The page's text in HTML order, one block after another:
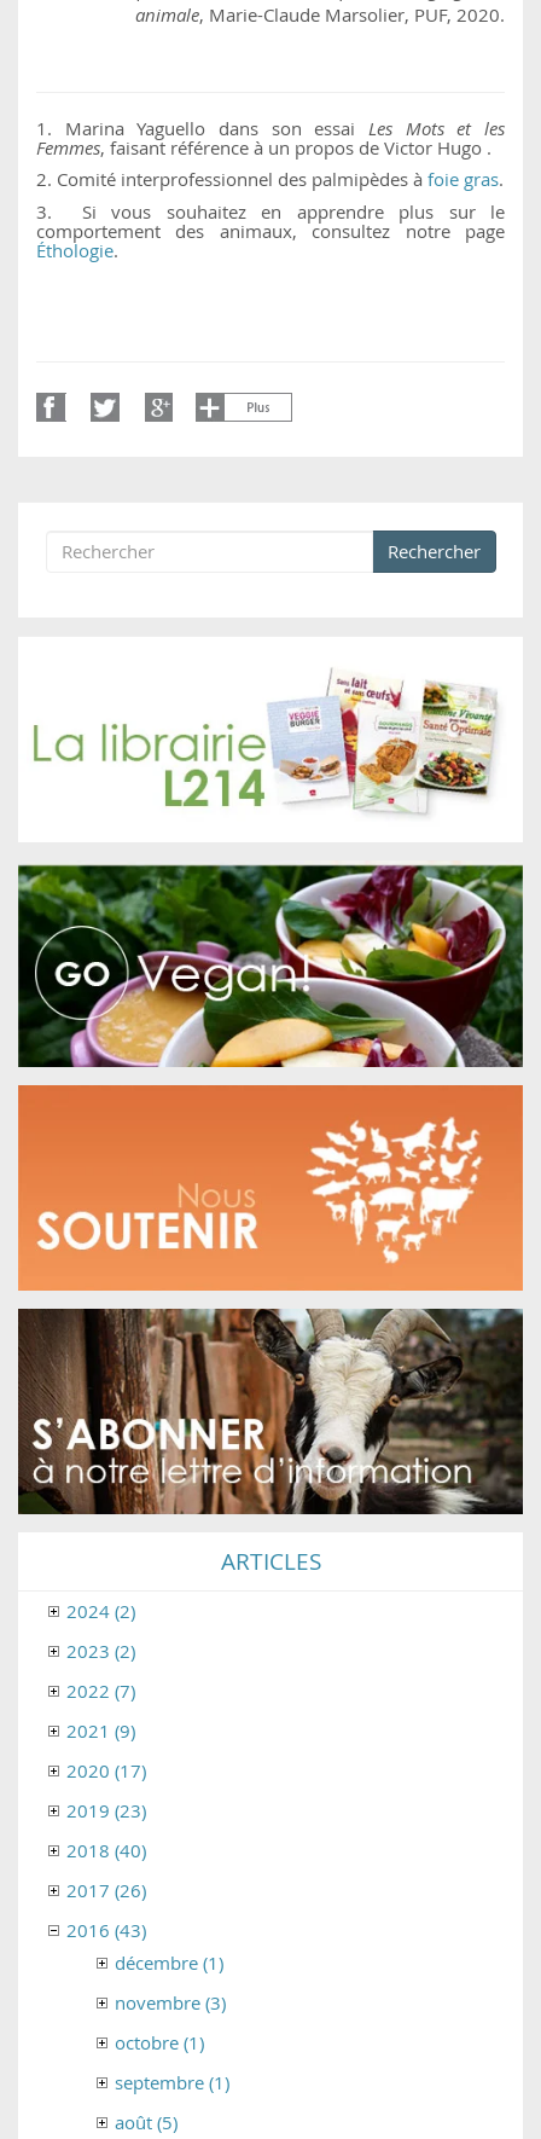
animale, Marie-Claude Marsolier, PUF, 2020.
1. Marina Yaguello dans son essai Les Mots et les
Femmes, faisant référence à un propos de Victor Hugo .
2. Comité interprofessionnel des palmipèdes à foie gras.
3. Si vous souhaitez en apprendre plus sur le
comportement des animaux, consultez notre page
Éthologie.
Formulaire de recherche
Rechercher
ARTICLES
2024 (2)
2023 (2)
2022 (7)
2021 (9)
2020 (17)
2019 (23)
2018 (40)
2017 (26)
2016 (43)
décembre (1)
novembre (3)
octobre (1)
septembre (1)
août (5)